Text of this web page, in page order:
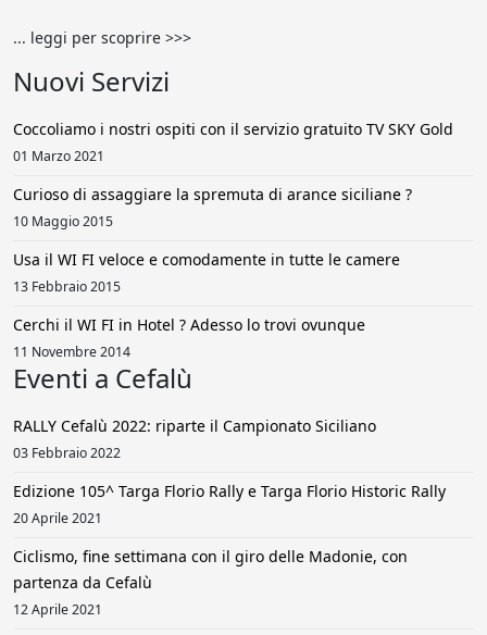
... leggi per scoprire >>>
Nuovi Servizi
Coccoliamo i nostri ospiti con il servizio gratuito TV SKY Gold
01 Marzo 2021
Curioso di assaggiare la spremuta di arance siciliane ?
10 Maggio 2015
Usa il WI FI veloce e comodamente in tutte le camere
13 Febbraio 2015
Cerchi il WI FI in Hotel ? Adesso lo trovi ovunque
11 Novembre 2014
Eventi a Cefalù
RALLY Cefalù 2022: riparte il Campionato Siciliano
03 Febbraio 2022
Edizione 105^ Targa Florio Rally e Targa Florio Historic Rally
20 Aprile 2021
Ciclismo, fine settimana con il giro delle Madonie, con
partenza da Cefalù
12 Aprile 2021